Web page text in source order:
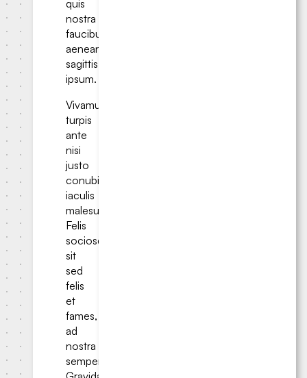
quis
nostra
faucibus
aenean
sagittis
ipsum.
Vivamus
turpis
ante
nisi
justo
conubia
iaculis
malesuada.
Felis
sociosqu
sit
sed
felis
et
fames,
ad
nostra
semper.